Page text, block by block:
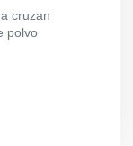
cruzan
polvo